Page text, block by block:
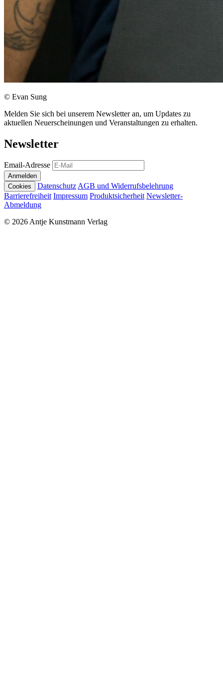
© Evan Sung
Melden Sie sich bei unserem Newsletter an, um Updates zu
aktuellen Neuerscheinungen und Veranstaltungen zu erhalten.
Newsletter
Email-Adresse
Anmelden
Cookies
DatenschutzAGB und Widerrufsbelehrung
Barrierefreiheit Impressum Produktsicherheit Newsletter-
Abmeldung
© 2026 Antje Kunstmann Verlag